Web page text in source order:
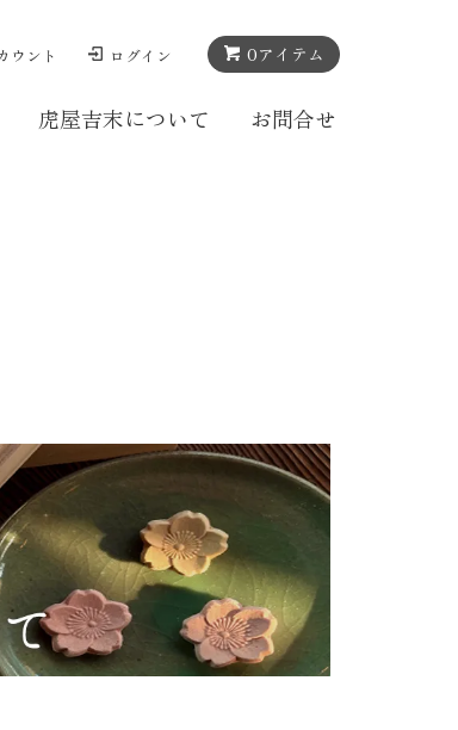
0アイテム
ウント ログイン
虎屋吉末について お問合せ